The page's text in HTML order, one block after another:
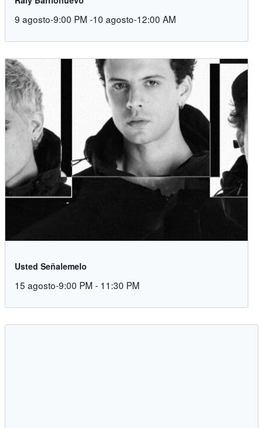
9 agosto-9:00 PM -10 agosto-12:00 AM
Usted Señalemelo
15 agosto-9:00 PM - 11:30 PM